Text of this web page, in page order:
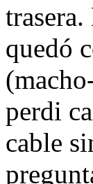
quedó
perdi
cable